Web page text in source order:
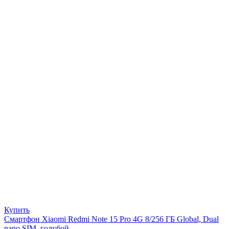
Купить
Смартфон Xiaomi Redmi Note 15 Pro 4G 8/256 ГБ Global, Dual